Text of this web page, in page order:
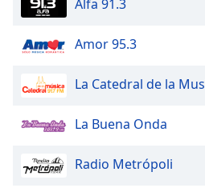
window.
Escape
cancel
close
window.
Alfa 91.3
Amor 95.3
La Catedral de la
La Buena Onda
Radio Metrópoli